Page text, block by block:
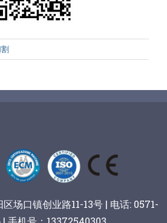
场口镇创业路11-13号 | 电话: 0571-